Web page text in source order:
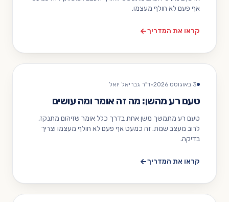
אף פעם לא חולף מעצמו.
קראו את המדריך
3 באוגוסט 2026 ·ד"ר גבריאל יואל
טעם רע מהשן: מה זה אומר ומה עושים
טעם רע מתמשך משן אחת בדרך כלל אומר שזיהום מתנקז,
לרוב מעצב שמת. זה כמעט אף פעם לא חולף מעצמו וצריך
בדיקה.
קראו את המדריך